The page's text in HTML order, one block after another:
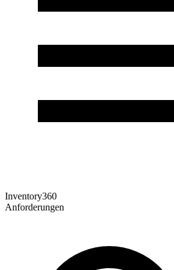
Inventory360
Anforderungen